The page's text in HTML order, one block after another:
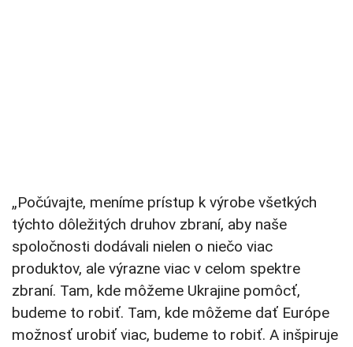
„Počúvajte, meníme prístup k výrobe všetkých
týchto dôležitých druhov zbraní, aby naše
spoločnosti dodávali nielen o niečo viac
produktov, ale výrazne viac v celom spektre
zbraní. Tam, kde môžeme Ukrajine pomôcť,
budeme to robiť. Tam, kde môžeme dať Európe
možnosť urobiť viac, budeme to robiť. A inšpiruje